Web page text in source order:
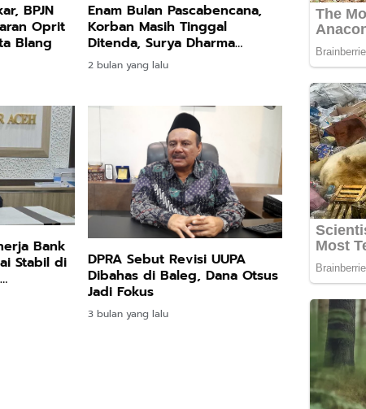
BPJN
Oprit
Blang
Enam Bulan Pascabencana,
Korban Masih Tinggal
Ditenda, Surya Dharma
Pertanyakan Keseriusan
Bupati Bireuen
2 bulan yang lalu
Bank
Stabil di
DPRA Sebut Revisi UUPA
Dibahas di Baleg, Dana Otsus
Jadi Fokus
3 bulan yang lalu